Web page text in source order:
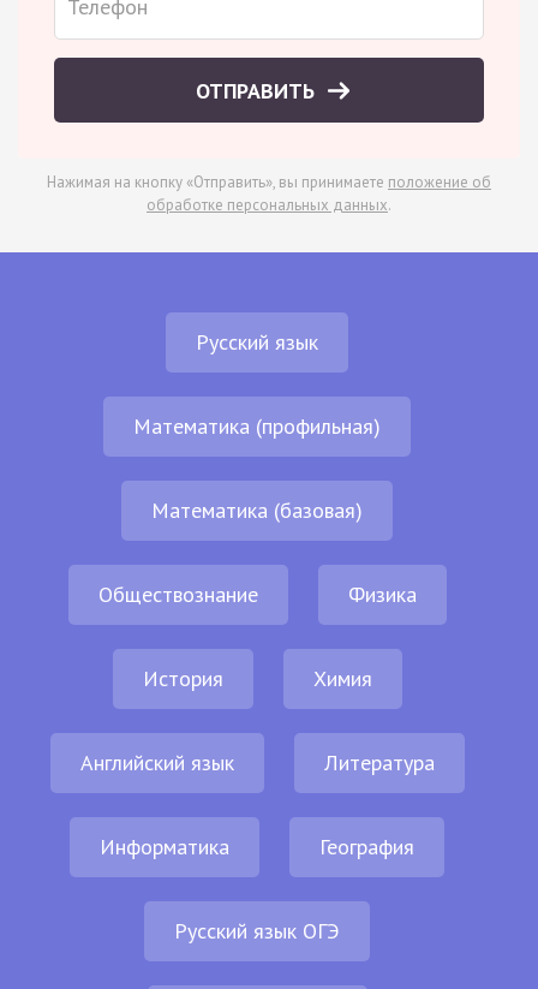
ОТПРАВИТЬ
Нажимая на кнопку «Отправить», вы принимаете положение об
обработке персональных данных.
Русский язык
Математика (профильная)
Математика (базовая)
Обществознание Физика
История Химия
Английский язык Литература
Информатика География
Русский язык ОГЭ